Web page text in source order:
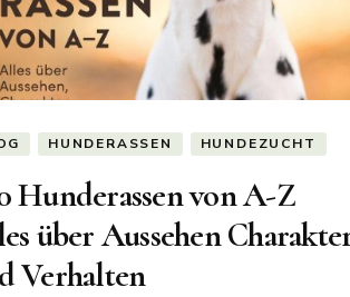
HUNDERASSEN HUNDEZUCHT
Hunderassen von A-Z
über Aussehen
Verhalten